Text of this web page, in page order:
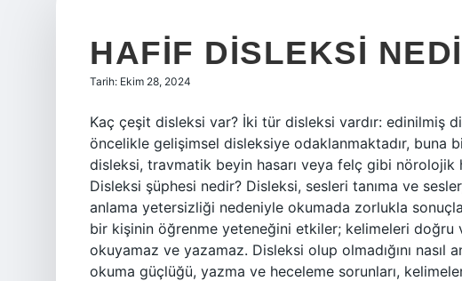
HAFIF DISLEKSI
Tarih: Ekim 28, 2024
Kaç çeşit disleksi var? İki tür disleksi vardır: edinilmiş
öncelikle gelişimsel disleksiye odaklanmaktadır, buna
disleksi, travmatik beyin hasarı veya felç gibi nörolojik
Disleksi şüphesi nedir? Disleksi, sesleri tanıma ve
anlama yetersizliği nedeniyle okumada zorlukla
bir kişinin öğrenme yeteneğini etkiler; kelimeleri doğru
okuyamaz ve yazamaz. Disleksi olup olmadığını nasıl
okuma güçlüğü, yazma ve heceleme sorunları,